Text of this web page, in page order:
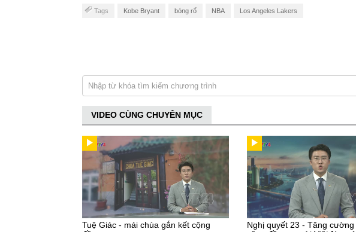
Tags Kobe Bryant bóng rổ NBA Los Angeles Lakers
VIDEO CÙNG CHUYÊN MỤC
Tuệ Giác - mái chùa gắn kết cộng
Nghị quyết 23 - Tăng